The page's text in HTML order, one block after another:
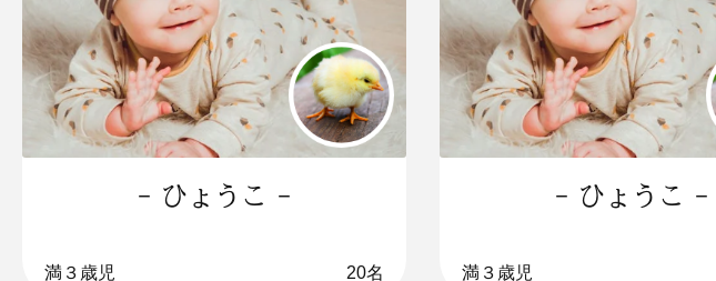
- ひょうこ -
満３歳児 20名
- ひょうこ -
満３歳児